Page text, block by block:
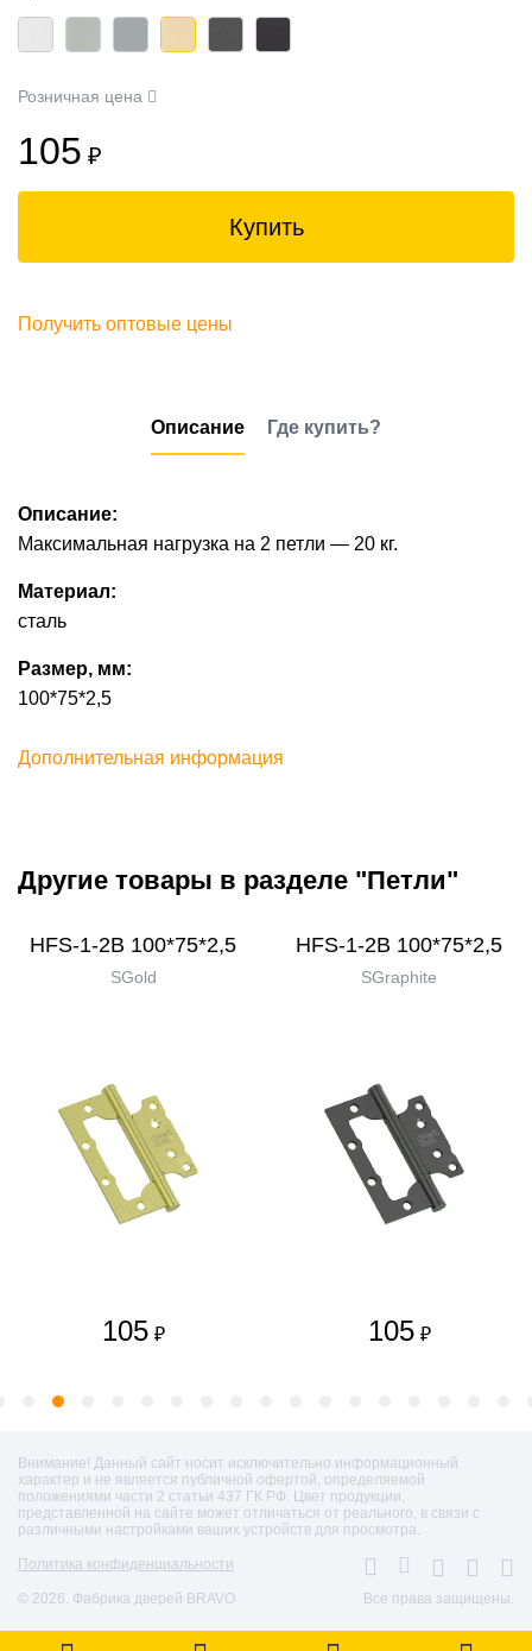
Розничная цена
105 ₽
Купить
Получить оптовые цены
Описание Где купить?
Описание:
Максимальная нагрузка на 2 петли — 20 кг.
Материал:
сталь
Размер, мм:
100*75*2,5
Дополнительная информация
Другие товары в разделе "Петли"
HFS-1-2B 100*75*2,5
SGold
105 ₽
HFS-1-2B 100*75*2,5
SGraphite
105 ₽
Внимание! Данный сайт носит исключительно информационный
характер и не является публичной офертой, определяемой
положениями части 2 статьи 437 ГК РФ. Цвет продукции,
представленной на сайте может отличаться от реального, в связи с
различными настройками ваших устройств для просмотра.
Политика конфиденциальности
© 2026. Фабрика дверей BRAVO Все права защищены.